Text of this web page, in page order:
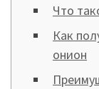
Что
Как
онион